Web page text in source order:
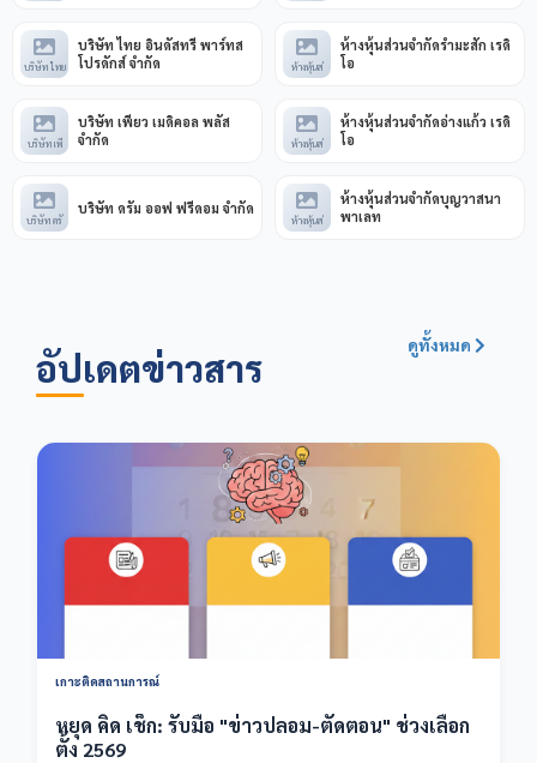
บริษัท ไทย
บริษัท ไทย อินดัสทรี พาร์ทส
โปรดักส์ จำกัด
ห้างหุ้นส่
ห้างหุ้นส่วนจำกัดรำมะสัก เรดิ
โอ
บริษัท เพี
บริษัท เพียว เมดิคอล พลัส
จำกัด
ห้างหุ้นส่
ห้างหุ้นส่วนจำกัดอ่างแก้ว เรดิ
โอ
บริษัท ดรั
บริษัท ดรัม ออฟ ฟรีดอม จำกัด
ห้างหุ้นส่
ห้างหุ้นส่วนจำกัดบุญวาสนา
พาเลท
อัปเดตข่าวสาร ดูทั้งหมด
เกาะติดสถานการณ์
หยุด คิด เช็ก: รับมือ "ข่าวปลอม-ตัดตอน" ช่วงเลือก
ตั้ง 2569